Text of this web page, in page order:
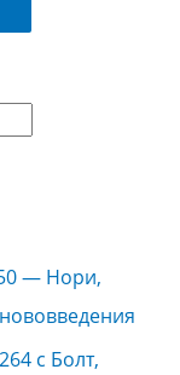
— Нори,
с Болт,